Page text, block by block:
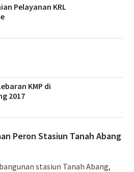
Pelayanan KRL
KMP di
2017
Peron Stasiun Tanah Abang
stasiun Tanah Abang,